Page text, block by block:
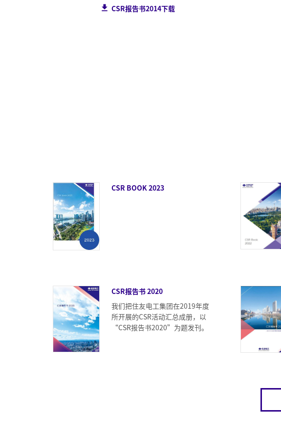
CSR报告书2014下载
CSR BOOK 2023
CSR报告书 2020
我们把住友电工集团在2019年度
所开展的CSR活动汇总成册，以
“CSR报告书2020”为题发刊。